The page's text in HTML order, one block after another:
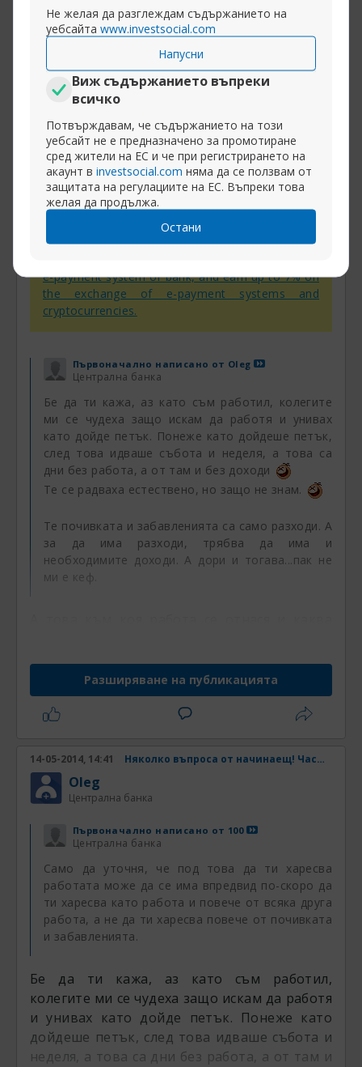
Не желая да разглеждам съдържанието на
уебсайта www.investsocial.com
Напусни
Виж съдържанието въпреки
всичко
Потвърждавам, че съдържанието на този
уебсайт не е предназначено за промотиране
сред жители на ЕС и че при регистрирането на
акаунт в investsocial.com няма да се ползвам от
защитата на регулациите на ЕС. Въпреки това
желая да продължа.
Остани
Е как ще мисли. Нали и РЕДА си мисли, че е
много натоварен и се бил изморявал от
Разширяване на публикацията
14-05-2014, 14:42
100
Централна банка
e-payment system or bank, and earn up to 7% on
the exchange of e-payment systems and
cryptocurrencies.
Първоначално написано от Oleg
Централна банка
Бе да ти кажа, аз като съм работил, колегите
ми се чудеха защо искам да работя и унивах
като дойде петък. Понеже като дойдеше петък,
след това идваше събота и неделя, а това са
дни без работа, а от там и без доходи
Те се радваха естествено, но защо не знам.
Те почивката и забавленията са само разходи. А
за да има разходи, трябва да има и
необходимите доходи. А дори и тогава...пак не
ми е кеф.
Разширяване на публикацията
14-05-2014, 14:41 Няколко въпроса от начинаещ! Част 2
Oleg
Централна банка
Първоначално написано от 100
Централна банка
Само да уточня, че под това да ти харесва
работата може да се има впредвид по-скоро да
ти харесва като работа и повече от всяка друга
работа, а не да ти харесва повече от почивката
и забавленията.
Бе да ти кажа, аз като съм работил,
колегите ми се чудеха защо искам да работя
и унивах като дойде петък. Понеже като
дойдеше петък, след това идваше събота и
неделя, а това са дни без работа, а от там и